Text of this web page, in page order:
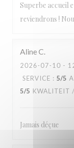
Superbe accueil
reviendrons !
AlineC
2026-07-10 -
SERVICE : 5/5
5/5 KWALITEIT
Jamais déçue